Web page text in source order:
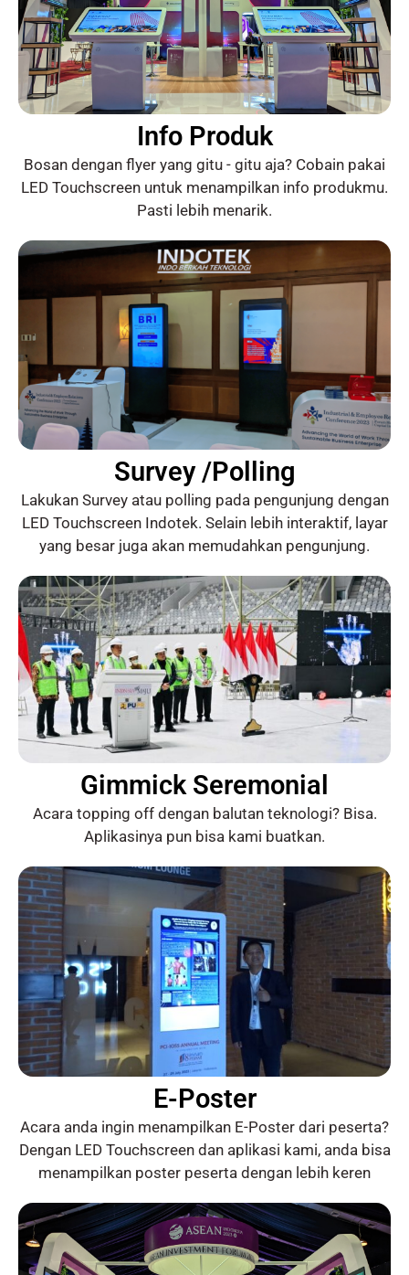
Info Produk
Bosan dengan flyer yang gitu - gitu aja? Cobain pakai
LED Touchscreen untuk menampilkan info produkmu.
Pasti lebih menarik.
Survey /Polling
Lakukan Survey atau polling pada pengunjung dengan
LED Touchscreen Indotek. Selain lebih interaktif, layar
yang besar juga akan memudahkan pengunjung.
Gimmick Seremonial
Acara topping off dengan balutan teknologi? Bisa.
Aplikasinya pun bisa kami buatkan.
E-Poster
Acara anda ingin menampilkan E-Poster dari peserta?
Dengan LED Touchscreen dan aplikasi kami, anda bisa
menampilkan poster peserta dengan lebih keren